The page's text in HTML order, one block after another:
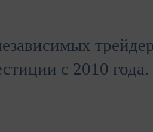
с 2010 года.